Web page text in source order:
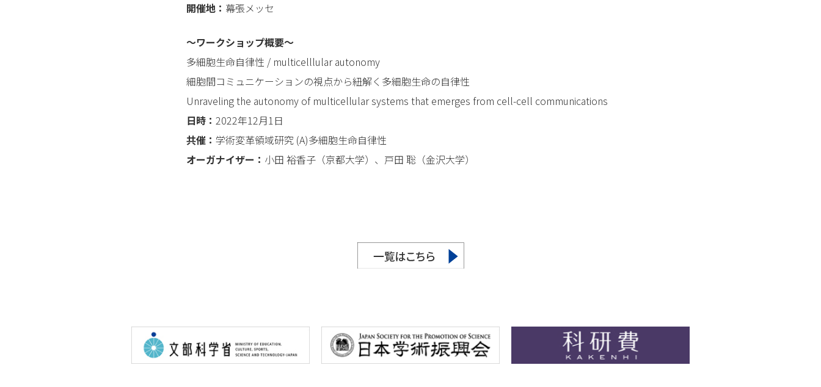
開催地： 幕張メッセ
～ワークショップ概要～
多細胞生命自律性 / multicelllular autonomy
細胞間コミュニケーションの視点から紐解く多細胞生命の自律性
Unraveling the autonomy of multicellular systems that emerges from cell-cell communications
日時： 2022年12月1日
共催： 学術変革領域研究 (A)多細胞生命自律性
オーガナイザー： 小田 裕香子（京都大学）、戸田 聡（金沢大学）